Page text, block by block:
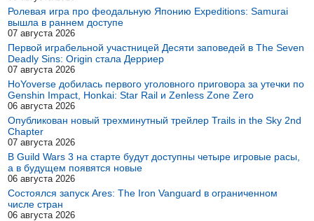
Ролевая игра про феодальную Японию Expeditions: Samurai
вышла в раннем доступе
07 августа 2026
Первой играбельной участницей Десяти заповедей в The Seven
Deadly Sins: Origin стала Дерриер
07 августа 2026
HoYoverse добилась первого уголовного приговора за утечки по
Genshin Impact, Honkai: Star Rail и Zenless Zone Zero
06 августа 2026
Опубликован новый трехминутный трейлер Trails in the Sky 2nd
Chapter
07 августа 2026
В Guild Wars 3 на старте будут доступны четыре игровые расы,
а в будущем появятся новые
06 августа 2026
Состоялся запуск Ares: The Iron Vanguard в ограниченном
числе стран
06 августа 2026